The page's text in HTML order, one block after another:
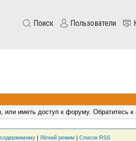
Поиск Пользователи
иметь доступ к форуму. Обратитесь
содержимому| Лёгкий режим | Список RSS